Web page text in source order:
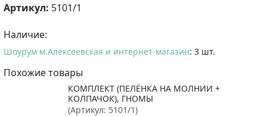
Артикул: 5101/1
Наличие:
Шоурум м.Алексеевская и интернет-магазин: 3 шт.
Похожие товары
КОМПЛЕКТ (ПЕЛЁНКА НА МОЛНИИ +
КОЛПАЧОК), ГНОМЫ
(Артикул: 5101/1)